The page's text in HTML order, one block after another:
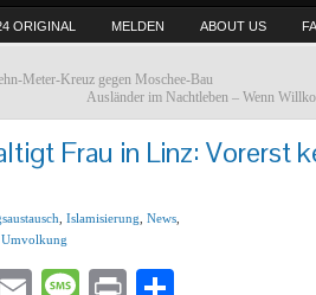
ORIGINAL MELDEN ABOUT US
Meter-Kreuz gegen Moschee-Bau
Ausländer im Nachtleben – Wenn
Frau in Linz: Vorerst
Islamisierung News
Umvolkung